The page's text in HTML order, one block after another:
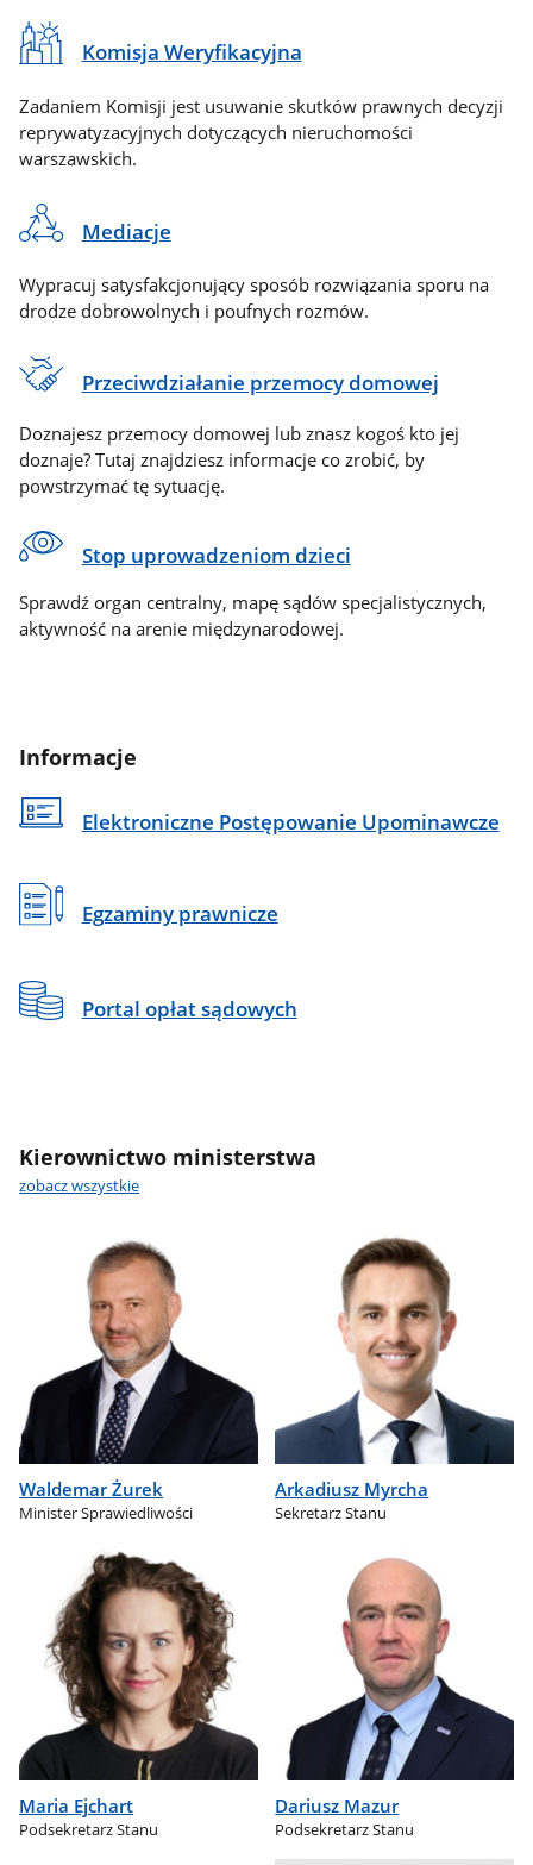
Komisja Weryfikacyjna
Zadaniem Komisji jest usuwanie skutków prawnych decyzji
reprywatyzacyjnych dotyczących nieruchomości
warszawskich.
Mediacje
Wypracuj satysfakcjonujący sposób rozwiązania sporu na
drodze dobrowolnych i poufnych rozmów.
Przeciwdziałanie przemocy domowej
Doznajesz przemocy domowej lub znasz kogoś kto jej
doznaje? Tutaj znajdziesz informacje co zrobić, by
powstrzymać tę sytuację.
Stop uprowadzeniom dzieci
Sprawdź organ centralny, mapę sądów specjalistycznych,
aktywność na arenie międzynarodowej.
Informacje
Elektroniczne Postępowanie Upominawcze
Egzaminy prawnicze
Portal opłat sądowych
Kierownictwo ministerstwa
zobacz wszystkie
Waldemar Żurek
Minister Sprawiedliwości
Arkadiusz Myrcha
Sekretarz Stanu
Maria Ejchart
Podsekretarz Stanu
Dariusz Mazur
Podsekretarz Stanu